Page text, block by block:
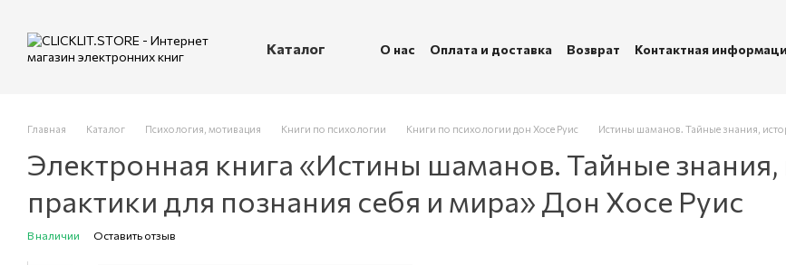
Каталог О нас Оплата и доставка Возврат
Контактная
Главная Каталог Психология, мотивация Книги по психологии Книги по психологии дон Хосе Руис Истины шаманов. Тайные знания,
Электронная книга «Истины шаманов. Тайные
практики для познания себя и мира» Дон Хосе Руис
В наличии Оставить отзыв